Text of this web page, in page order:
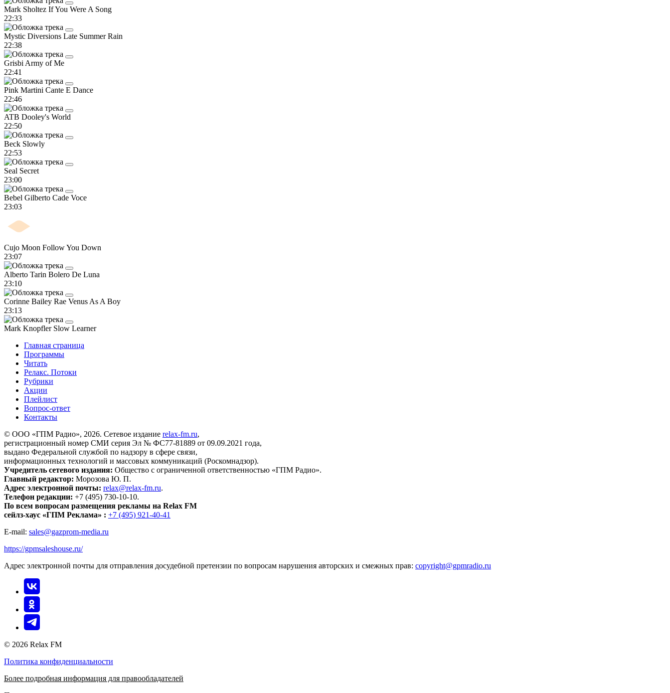
Mark Sholtez If You Were A Song
22:33
Mystic Diversions Late Summer Rain
22:38
Grisbi Army of Me
22:41
Pink Martini Cante E Dance
22:46
ATB Dooley's World
22:50
Beck Slowly
22:53
Seal Secret
23:00
Bebel Gilberto Cade Voce
23:03
Cujo Moon Follow You Down
23:07
Alberto Tarin Bolero De Luna
23:10
Corinne Bailey Rae Venus As A Boy
23:13
Mark Knopfler Slow Learner
Главная страница
Программы
Читать
Релакс. Потоки
Рубрики
Акции
Плейлист
Вопрос-ответ
Контакты
© ООО «ГПМ Радио», 2026. Сетевое издание relax-fm.ru,
регистрационный номер СМИ серия Эл № ФС77-81889 от 09.09.2021 года,
выдано Федеральной службой по надзору в сфере связи,
информационных технологий и массовых коммуникаций (Роскомнадзор).
Учредитель сетевого издания: Общество с ограниченной ответственностью «ГПМ Радио».
Главный редактор: Морозова Ю. П.
Адрес электронной почты: relax@relax-fm.ru.
Телефон редакции: +7 (495) 730-10-10.
По всем вопросам размещения рекламы на Relax FM
сейлз-хаус «ГПМ Реклама» : +7 (495) 921-40-41
E-mail: sales@gazprom-media.ru
https://gpmsaleshouse.ru/
Адрес электронной почты для отправления досудебной претензии по вопросам нарушения авторских и смежных прав: copyright@gpmradio.ru
© 2026 Relax FM
Политика конфиденциальности
Более подробная информация для правообладателей